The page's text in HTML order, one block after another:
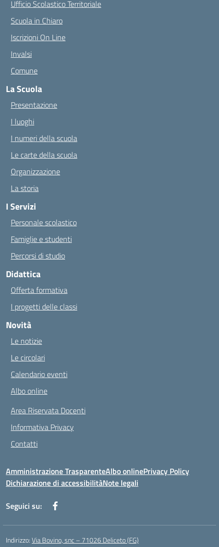
Ufficio Scolastico Territoriale
Scuola in Chiaro
Iscrizioni On Line
Invalsi
Comune
La Scuola
Presentazione
I luoghi
I numeri della scuola
Le carte della scuola
Organizzazione
La storia
I Servizi
Personale scolastico
Famiglie e studenti
Percorsi di studio
Didattica
Offerta formativa
I progetti delle classi
Novità
Le notizie
Le circolari
Calendario eventi
Albo online
Area Riservata Docenti
Informativa Privacy
Contatti
Amministrazione TrasparenteAlbo onlinePrivacy Policy
Dichiarazione di accessibilitàNote legali
Seguici su:
Indirizzo:Via Bovino, snc – 71026 Deliceto (FG)